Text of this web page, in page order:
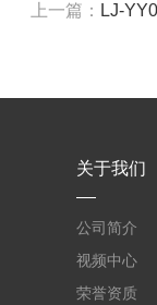
上一篇： LJ-
关于我们
公司简介
视频中心
荣誉资质